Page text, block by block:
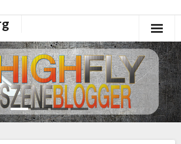
Szeneblog
Shops